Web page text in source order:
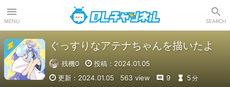
MENU SEARCH
ぐっすりなアテナちゃんを描いたよ
残機0
投稿：2024.01.05
更新：2024.01.05
563 view 9 5分